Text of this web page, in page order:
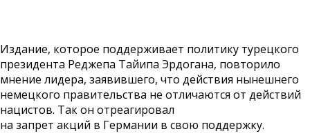
Издание, которое поддерживает политику турецкого
президента Реджепа Тайипа Эрдогана, повторило
мнение лидера, заявившего, что действия нынешнего
немецкого правительства не отличаются от действий
нацистов. Так он отреагировал
на запрет акций в Германии в свою поддержку.